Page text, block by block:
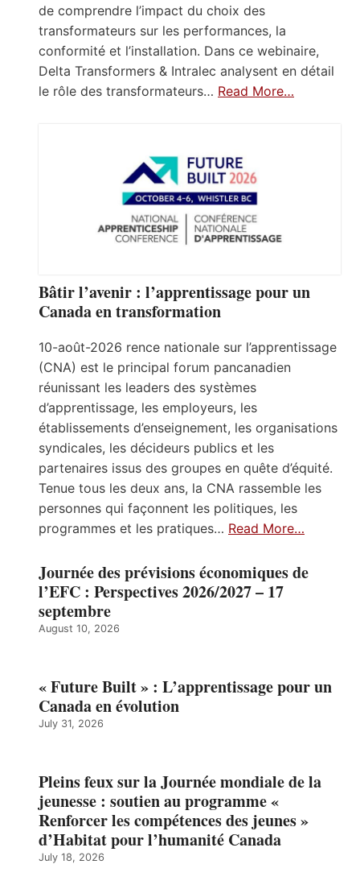
de comprendre l’impact du choix des
transformateurs sur les performances, la
conformité et l’installation. Dans ce webinaire,
Delta Transformers & Intralec analysent en détail
le rôle des transformateurs… Read More…
Bâtir l’avenir : l’apprentissage pour un
Canada en transformation
10-août-2026 rence nationale sur l’apprentissage
(CNA) est le principal forum pancanadien
réunissant les leaders des systèmes
d’apprentissage, les employeurs, les
établissements d’enseignement, les organisations
syndicales, les décideurs publics et les
partenaires issus des groupes en quête d’équité.
Tenue tous les deux ans, la CNA rassemble les
personnes qui façonnent les politiques, les
programmes et les pratiques… Read More…
Journée des prévisions économiques de
l’EFC : Perspectives 2026/2027 – 17
septembre
August 10, 2026
« Future Built » : L’apprentissage pour un
Canada en évolution
July 31, 2026
Pleins feux sur la Journée mondiale de la
jeunesse : soutien au programme «
Renforcer les compétences des jeunes »
d’Habitat pour l’humanité Canada
July 18, 2026